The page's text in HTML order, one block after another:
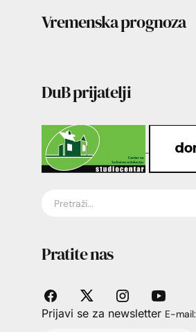
Vremenska prognoza
DuB prijatelji
Pratite nas
Prijavi se za newsletter E-mail: